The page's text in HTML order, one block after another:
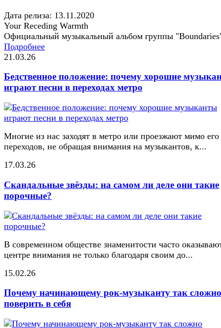
Дата релиза: 13.11.2020
Your Receding Warmth
Официальный музыкальный альбом группы
Подробнее
21.03.26
Бедственное положение: почему хорошие
играют песни в переходах метро
Многие из нас заходят в метро или проезжают мимо его
переходов, не обращая внимания на музыкантов, к...
17.03.26
Скандальные звёзды: на самом ли деле они такие
порочные?
В современном обществе знаменитости часто
центре внимания не только благодаря своим до...
15.02.26
Почему начинающему рок-музыканту так сложно
поверить в себя